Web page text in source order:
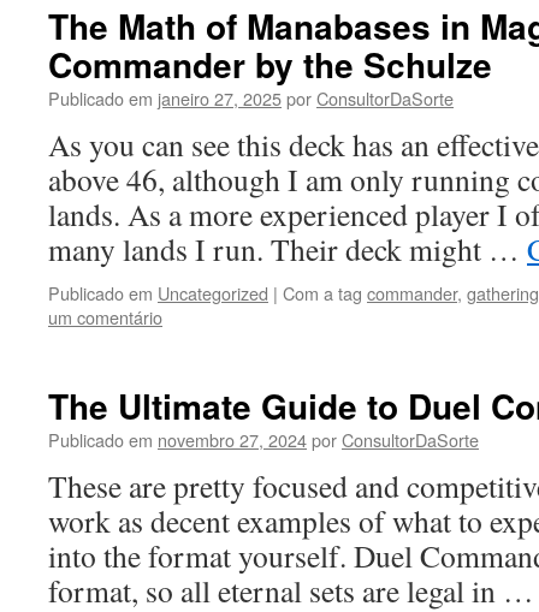
The Math of Manabases in
Commander by the Schulze
Publicado em janeiro 27, 2025porConsultorDaSorte
As you can see this deck has an
above 46, although I am only running
lands. As a more experienced player I
many lands I run. Their deck might …
Publicado em Uncategorized | Com a tag commander, gathering
um comentário
The Ultimate Guide to Duel
Publicado em novembro 27, 2024porConsultorDaSorte
These are pretty focused and
work as decent examples of what to
into the format yourself. Duel
format, so all eternal sets are legal in